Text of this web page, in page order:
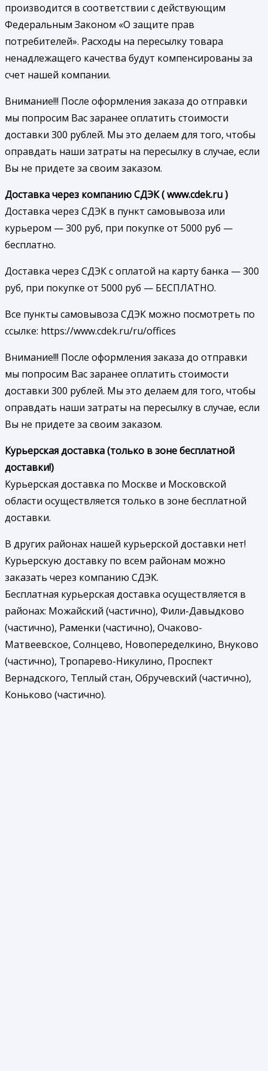
производится в соответствии с действующим
Федеральным Законом «О защите прав
потребителей». Расходы на пересылку товара
ненадлежащего качества будут компенсированы за
счет нашей компании.
Внимание!!! После оформления заказа до отправки
мы попросим Вас заранее оплатить стоимости
доставки 300 рублей. Мы это делаем для того, чтобы
оправдать наши затраты на пересылку в случае, если
Вы не придете за своим заказом.
Доставка через компанию СДЭК ( www.cdek.ru )
Доставка через СДЭК в пункт самовывоза или
курьером — 300 руб, при покупке от 5000 руб —
бесплатно.
Доставка через СДЭК с оплатой на карту банка — 300
руб, при покупке от 5000 руб — БЕСПЛАТНО.
Все пункты самовывоза СДЭК можно посмотреть по
ссылке: https://www.cdek.ru/ru/offices
Внимание!!! После оформления заказа до отправки
мы попросим Вас заранее оплатить стоимости
доставки 300 рублей. Мы это делаем для того, чтобы
оправдать наши затраты на пересылку в случае, если
Вы не придете за своим заказом.
Курьерская доставка (только в зоне бесплатной
доставки!)
Курьерская доставка по Москве и Московской
области осуществляется только в зоне бесплатной
доставки.
В других районах нашей курьерской доставки нет!
Курьерскую доставку по всем районам можно
заказать через компанию СДЭК.
Бесплатная курьерская доставка осуществляется в
районах: Можайский (частично), Фили-Давыдково
(частично), Раменки (частично), Очаково-
Матвеевское, Солнцево, Новопеределкино, Внуково
(частично), Тропарево-Никулино, Проспект
Вернадского, Теплый стан, Обручевский (частично),
Коньково (частично).